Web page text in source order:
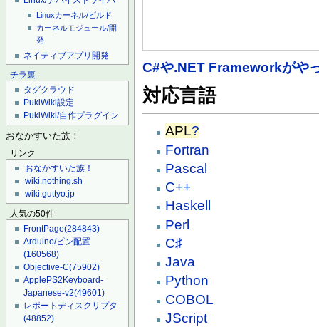
Linuxカーネル/ビルド
カーネルモジュール/開
発
ネイティブアプリ開発
チラ裏
タグクラウド
PukiWiki設定
PukiWiki/自作プラグイン
おなかすいた族！
リンク
おなかすいた族！
wiki.nothing.sh
wiki.guttyo.jp
人気の50件
FrontPage(284843)
Arduino/ピン配置
(160568)
Objective-C(75902)
ApplePS2Keyboard-
Japanese-v2(49601)
レポートディスクリプタ
(48852)
C#や.NET Frameworkがや
対応言語
APL?
Fortran
Pascal
C++
Haskell
Perl
C♯
Java
Python
COBOL
JScript